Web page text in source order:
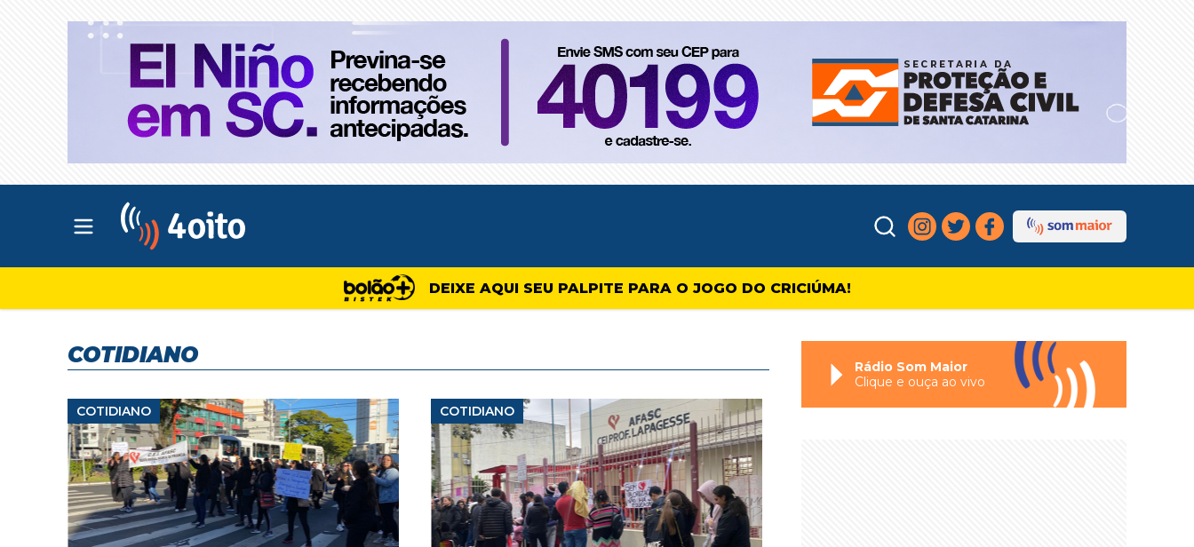
Abrir menu principal
DEIXE AQUI SEU PALPITE PARA O JOGO DO CRICIÚMA!
COTIDIANO
COTIDIANO COTIDIANO
Rádio Som Maior
Clique e ouça ao vivo